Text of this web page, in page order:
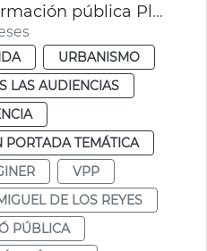
Nuevo periodo información pública Plan Especial San Miguel de los Reyes. València
URBANISMO
LAS AUDIENCIAS
PORTADA TEMÁTICA
VPP
DE LOS REYES
PÚBLICA